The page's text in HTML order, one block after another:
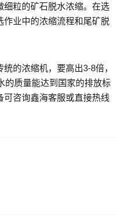
细粒的矿石脱水浓缩。在选
业中的浓缩流程和尾矿脱
的浓缩机，要高出3-8倍，
的质量能达到国家的排放标
可咨询鑫海客服或直接热线